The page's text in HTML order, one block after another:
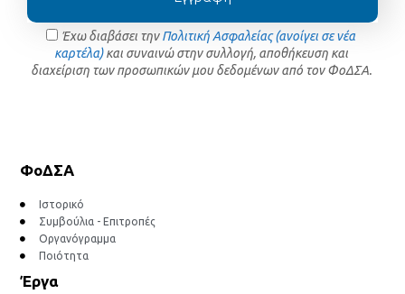
Έχω διαβάσει τηνΠολιτική Ασφαλείας (ανοίγει σε νέα
καρτέλα)και συναινώ στην συλλογή, αποθήκευση και
διαχείριση των προσωπικών μου δεδομένων από τον ΦοΔΣΑ.
ΦοΔΣΑ
Ιστορικό
Συμβούλια - Επιτροπές
Οργανόγραμμα
Ποιότητα
Έργα